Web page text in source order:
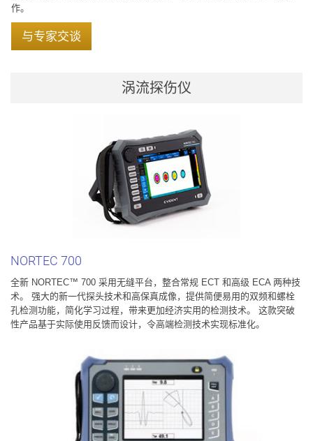
作。
与专家交谈
涡流探伤仪
NORTEC 700
全新 NORTEC™ 700 采用无缝平台，整合常规 ECT 和高级 ECA 两种技
术。 强大的新一代探头技术和高保真成像，提供简便易用的双频和螺栓
孔检测功能，简化学习过程，带来更加经济实用的检测技术。 这款突破
性产品基于实际使用反馈而设计，令高端检测技术实现标准化。